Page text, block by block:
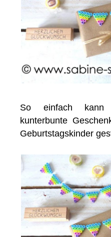
So einfach
kunterbunte
Geburtstagskinder